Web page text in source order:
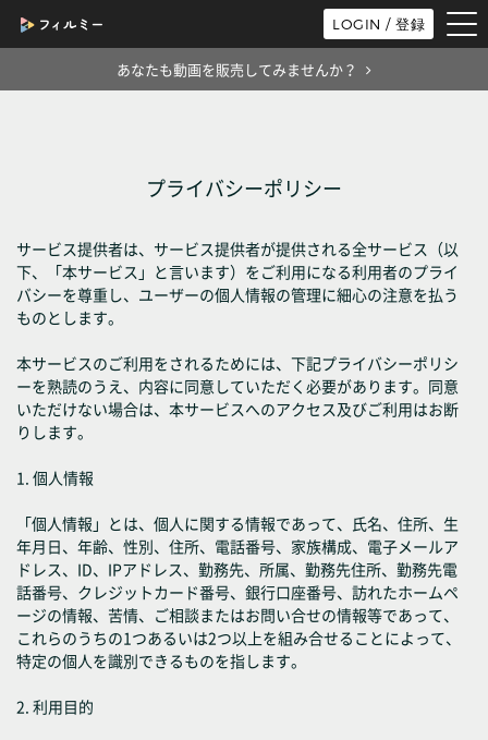
LOGIN / 登録
あなたも動画を販売してみませんか？
プライバシーポリシー
サービス提供者は、サービス提供者が提供される全サービス（以
下、「本サービス」と言います）をご利用になる利用者のプライ
バシーを尊重し、ユーザーの個人情報の管理に細心の注意を払う
ものとします。
本サービスのご利用をされるためには、下記プライバシーポリシ
ーを熟読のうえ、内容に同意していただく必要があります。同意
いただけない場合は、本サービスへのアクセス及びご利用はお断
りします。
1. 個人情報
「個人情報」とは、個人に関する情報であって、氏名、住所、生
年月日、年齢、性別、住所、電話番号、家族構成、電子メールア
ドレス、ID、IPアドレス、勤務先、所属、勤務先住所、勤務先電
話番号、クレジットカード番号、銀行口座番号、訪れたホームペ
ージの情報、苦情、ご相談またはお問い合せの情報等であって、
これらのうちの1つあるいは2つ以上を組み合せることによって、
特定の個人を識別できるものを指します。
2. 利用目的